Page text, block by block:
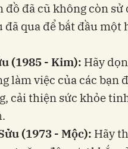
đã cũ không còn sử
đã qua để bắt đầu
(1985 - Kim): Hãy
làm việc của các bạn
cải thiện sức khỏe
(1973 - Mộc): Hãy